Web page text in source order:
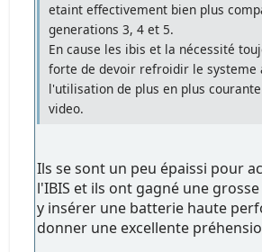
etaint effectivement bien plus
generations 3, 4 et 5.
En cause les ibis et la nécessité
forte de devoir refroidir le systeme
l'utilisation de plus en plus
video.
Ils se sont un peu épaissi pour
l'IBIS et ils ont gagné une
y insérer une batterie haute
donner une excellente